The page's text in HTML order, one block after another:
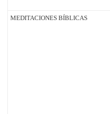
MEDITACIONES BÍBLICAS